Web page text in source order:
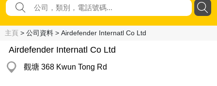
主頁 > 公司資料 > Airdefender Internatl Co Ltd
Airdefender Internatl Co Ltd
觀塘 368 Kwun Tong Rd